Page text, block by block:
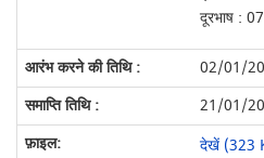
दूरभाष :
02/01/
21/01/
देखें (323